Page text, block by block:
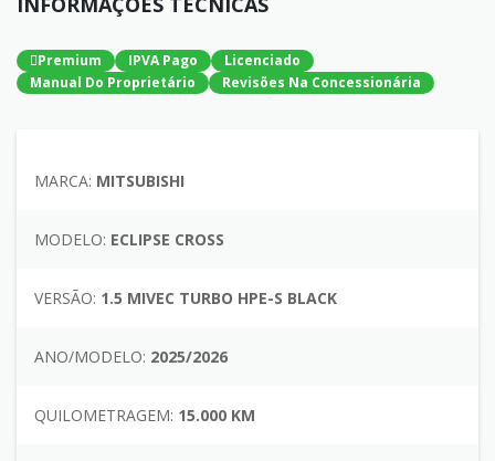
Premium IPVA Pago
Licenciado
Manual Do Proprietário
Revisões Na Concessionária
MARCA: MITSUBISHI
MODELO: ECLIPSE CROSS
VERSÃO: 1.5 MIVEC TURBO HPE-S BLACK
ANO/MODELO: 2025/2026
QUILOMETRAGEM: 15.000 KM